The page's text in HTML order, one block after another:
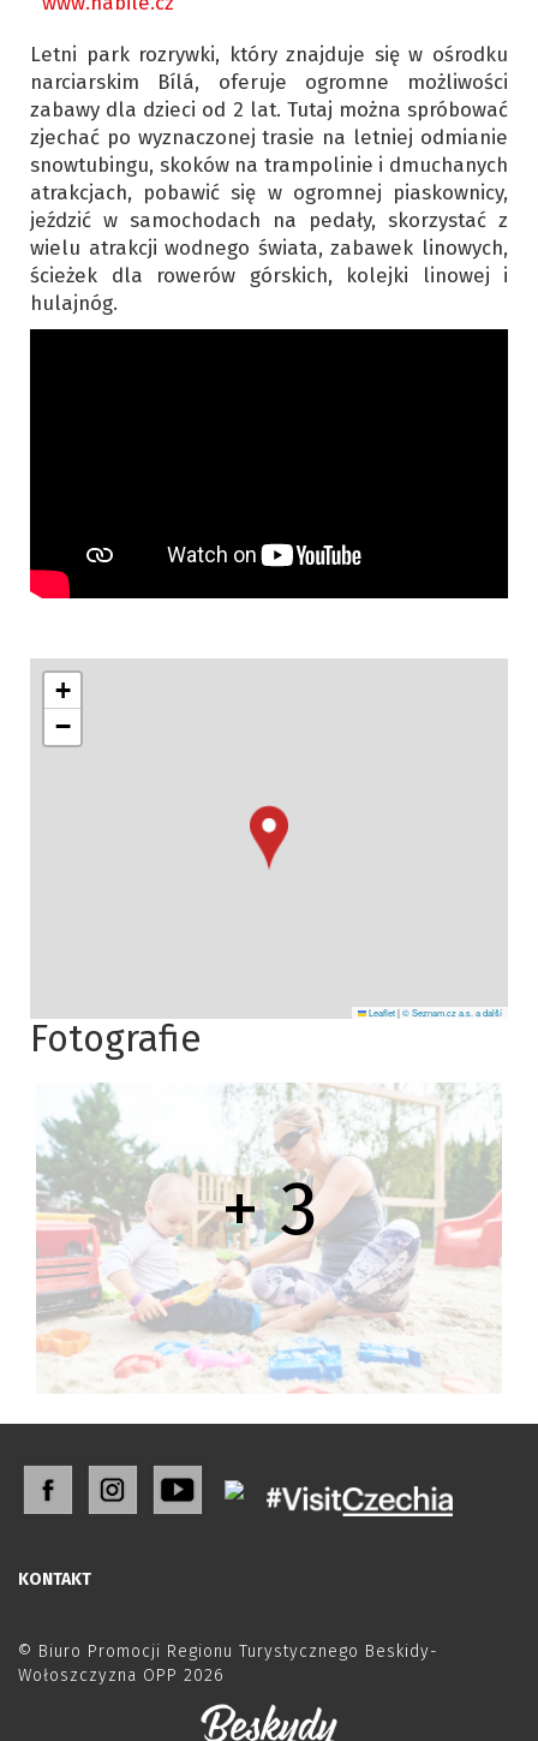
Letni park rozrywki, który znajduje się w ośrodku
narciarskim Bílá, oferuje ogromne możliwości
zabawy dla dzieci od 2 lat. Tutaj można spróbować
zjechać po wyznaczonej trasie na letniej odmianie
snowtubingu, skoków na trampolinie i dmuchanych
atrakcjach, pobawić się w ogromnej piaskownicy,
jeździć w samochodach na pedały, skorzystać z
wielu atrakcji wodnego świata, zabawek linowych,
ścieżek dla rowerów górskich, kolejki linowej i
hulajnóg.
+
−
Leaflet|© Seznam.cz a.s. a další
Fotografie
+ 3
KONTAKT
© Biuro Promocji Regionu Turystycznego Beskidy-
Wołoszczyzna OPP 2026